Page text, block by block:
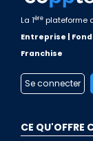
La 1ère plateforme
Entreprise |
Franchise
Se connecter
CE QU'OFFRE